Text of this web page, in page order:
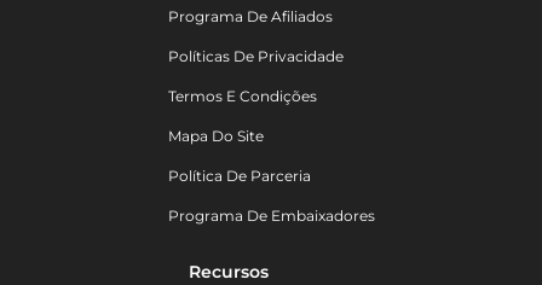
Programa De Afiliados
Políticas De Privacidade
Termos E Condições
Mapa Do Site
Política De Parceria
Programa De Embaixadores
Recursos